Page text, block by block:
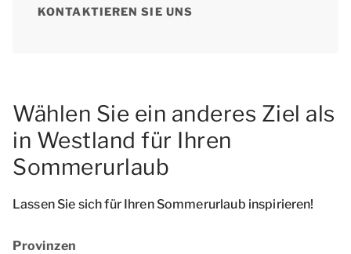
KONTAKTIEREN SIE UNS
Wählen Sie ein anderes Ziel als
in Westland für Ihren
Sommerurlaub
Lassen Sie sich für Ihren Sommerurlaub inspirieren!
Provinzen